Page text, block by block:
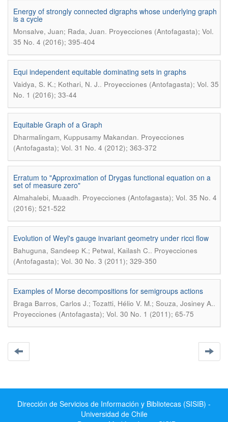
Energy of strongly connected digraphs whose underlying graph
is a cycle
Monsalve, Juan; Rada, Juan. Proyecciones (Antofagasta); Vol.
35 No. 4 (2016); 395-404
Equi independent equitable dominating sets in graphs
Vaidya, S. K.; Kothari, N. J.. Proyecciones (Antofagasta); Vol. 35
No. 1 (2016); 33-44
Equitable Graph of a Graph
Dharmalingam, Kuppusamy Makandan. Proyecciones
(Antofagasta); Vol. 31 No. 4 (2012); 363-372
Erratum to "Approximation of Drygas functional equation on a
set of measure zero"
Almahalebi, Muaadh. Proyecciones (Antofagasta); Vol. 35 No. 4
(2016); 521-522
Evolution of Weyl's gauge invariant geometry under ricci flow
Bahuguna, Sandeep K.; Petwal, Kailash C.. Proyecciones
(Antofagasta); Vol. 30 No. 3 (2011); 329-350
Examples of Morse decompositions for semigroups actions
Braga Barros, Carlos J.; Tozatti, Hélio V. M.; Souza, Josiney A..
Proyecciones (Antofagasta); Vol. 30 No. 1 (2011); 65-75
Dirección de Servicios de Información y Bibliotecas (SISIB) -
Universidad de Chile